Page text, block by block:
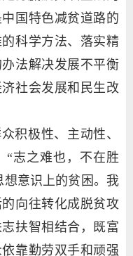
国特色减贫道路的
科学方法、落实精
法解决发展不平衡
社会发展和民生改
积极性、主动性、
“志之难也，不在胜
想意识上的贫困。我
向往转化成脱贫攻
扶智相结合，既富
靠勤劳双手和顽强